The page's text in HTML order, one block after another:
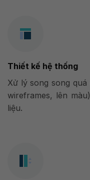
Thiết kế hệ thống
Xử lý song song
wireframes, lên
liệu.